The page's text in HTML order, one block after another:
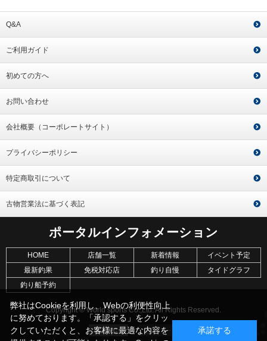
Q&A
ご利用ガイド
初めての方へ
お問い合わせ
会社概要（コーポレートサイト）
プライバシーポリシー
特定商取引について
古物営業法に基づく表記
ポータルインフォメーション
HOME 店舗一覧 新着情報
イベント予定
最新釣果
免税対応店 釣り自慢
タイドグラフ
釣り船予約
Copyright © World sports Co.,Ltd. All Rights Reserved.
弊社はCookieを利用し、Webの利便性向上
に努めております。「承認する」をクリッ
クしていただくと、お客様に最適な内容を
承諾する